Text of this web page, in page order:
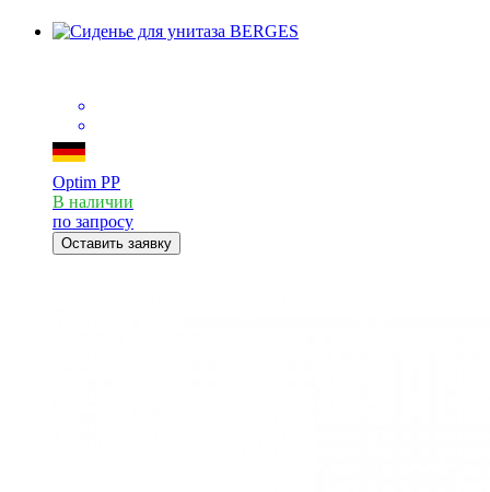
Optim PP
В наличии
по запросу
Оставить заявку